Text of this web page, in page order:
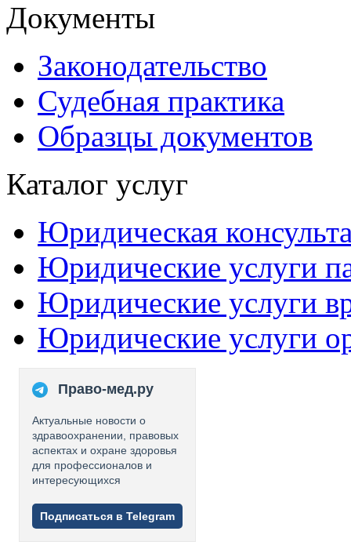
Документы
Законодательство
Судебная практика
Образцы документов
Каталог услуг
Юридическая
Юридические услуги
Юридические услуги
Юридические услуги
Право-мед.ру
Актуальные новости о
здравоохранении, правовых
аспектах и охране здоровья
для профессионалов и
интересующихся
Подписаться в Telegram